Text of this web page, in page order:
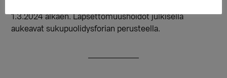
1.3.2024 alkaen. Lapsettomuushoidot julkisella
aukeavat sukupuolidysforian perusteella.